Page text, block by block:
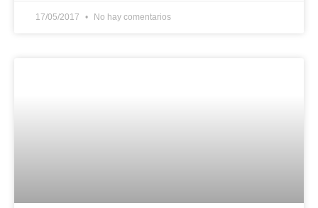
17/05/2017 No hay comentarios